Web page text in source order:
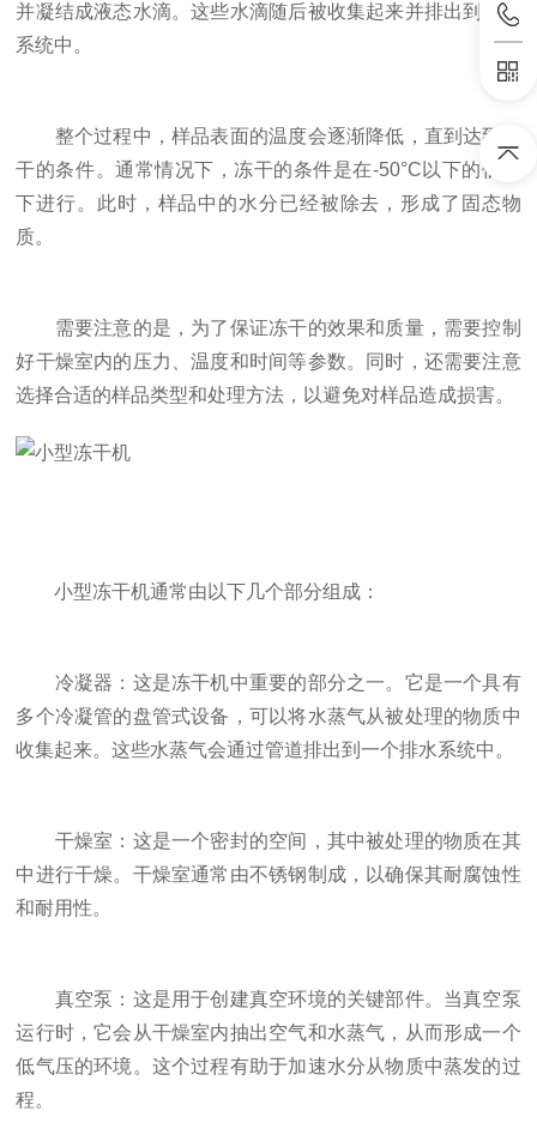
并凝结成液态水滴。这些水滴随后被收集起来并排出到排水
系统中。
整个过程中，样品表面的温度会逐渐降低，直到达到冻
干的条件。通常情况下，冻干的条件是在-50°C以下的低温
下进行。此时，样品中的水分已经被除去，形成了固态物
质。
需要注意的是，为了保证冻干的效果和质量，需要控制
好干燥室内的压力、温度和时间等参数。同时，还需要注意
选择合适的样品类型和处理方法，以避免对样品造成损害。
小型冻干机通常由以下几个部分组成：
冷凝器：这是冻干机中重要的部分之一。它是一个具有
多个冷凝管的盘管式设备，可以将水蒸气从被处理的物质中
收集起来。这些水蒸气会通过管道排出到一个排水系统中。
干燥室：这是一个密封的空间，其中被处理的物质在其
中进行干燥。干燥室通常由不锈钢制成，以确保其耐腐蚀性
和耐用性。
真空泵：这是用于创建真空环境的关键部件。当真空泵
运行时，它会从干燥室内抽出空气和水蒸气，从而形成一个
低气压的环境。这个过程有助于加速水分从物质中蒸发的过
程。